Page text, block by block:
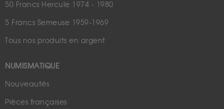
50 Francs Hercule 1974 - 1980
5 Francs Semeuse 1959-1969
Tous nos produits en argent
NUMISMATIQUE
Nouveautés
Pièces françaises